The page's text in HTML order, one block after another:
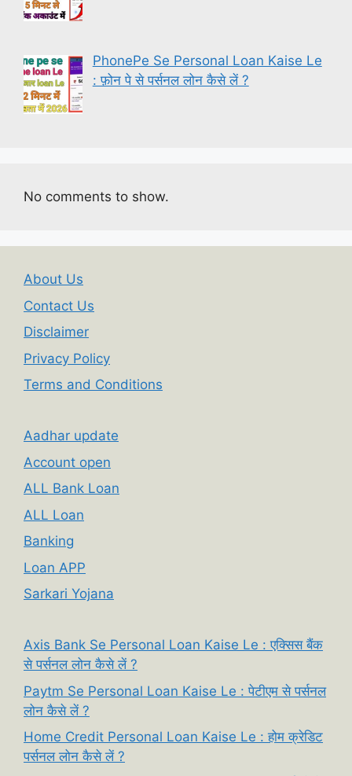
PhonePe Se Personal Loan Kaise Le
: फ़ोन पे से पर्सनल लोन कैसे लें ?
No comments to show.
About Us
Contact Us
Disclaimer
Privacy Policy
Terms and Conditions
Aadhar update
Account open
ALL Bank Loan
ALL Loan
Banking
Loan APP
Sarkari Yojana
Axis Bank Se Personal Loan Kaise Le : एक्सिस बैंक
से पर्सनल लोन कैसे लें ?
Paytm Se Personal Loan Kaise Le : पेटीएम से पर्सनल
लोन कैसे लें ?
Home Credit Personal Loan Kaise Le : होम क्रेडिट
पर्सनल लोन कैसे लें ?